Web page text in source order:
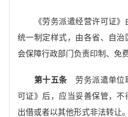
《劳务派遣经营许可证》
统一制定样式，由各省、自治
会保障行政部门负责印制、免
第十五条劳务派遣单位
可证》后，应当妥善保管，不
出借或者以其他形式非法转让。